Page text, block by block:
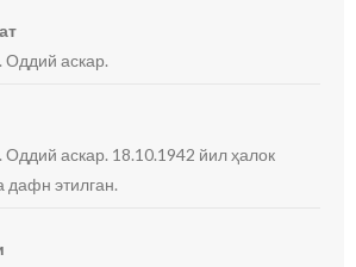
Оддий аскар.
Оддий аскар. 18.10.1942 йил ҳалок
дафн этилган.